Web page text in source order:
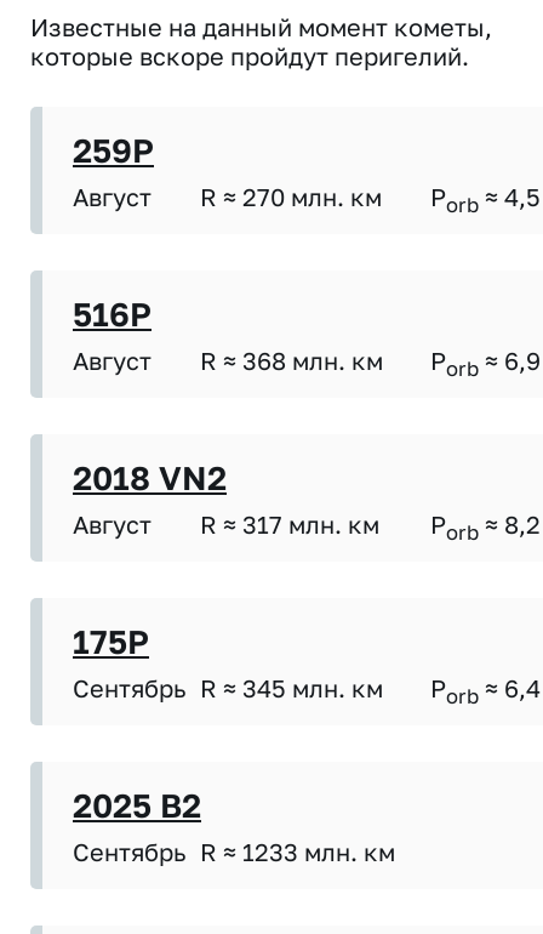
Известные на данный момент кометы,
которые вскоре пройдут перигелий.
259P
Август R ≈ 270 млн. км Porb ≈ 4,5
516P
Август R ≈ 368 млн. км Porb ≈ 6,9
2018 VN2
Август R ≈ 317 млн. км Porb ≈ 8,2
175P
Сентябрь R ≈ 345 млн. км Porb ≈ 6,4
2025 B2
Сентябрь R ≈ 1233 млн. км